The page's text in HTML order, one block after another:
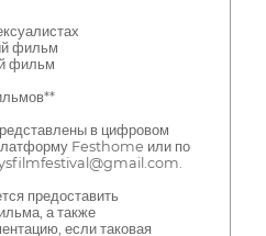
фильм
фильм
в цифровом
Festhome или по
предоставить
а также
если таковая